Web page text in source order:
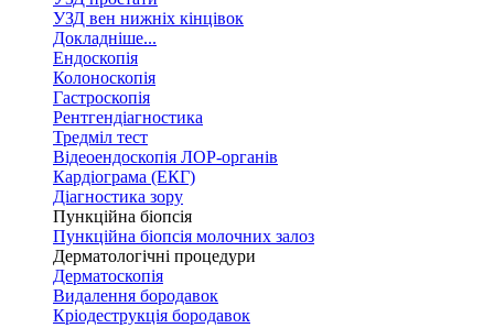
УЗД вен нижніх кінцівок
Докладніше...
Ендоскопія
Колоноскопія
Гастроскопія
Рентгендіагностика
Тредміл тест
Відеоендоскопія ЛОР-органів
Кардіограма (ЕКГ)
Діагностика зору
Пункційна біопсія
Пункційна біопсія молочних залоз
Дерматологічні процедури
Дерматоскопія
Видалення бородавок
Кріодеструкція бородавок